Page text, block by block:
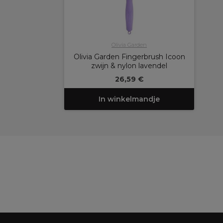
Olivia Garden
Olivia Garden Fingerbrush Icoon
zwijn & nylon lavendel
26,59 €
In winkelmandje